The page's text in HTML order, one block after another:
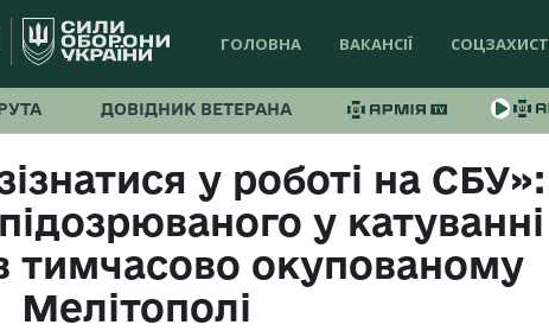
ГОЛОВНА ВАКАНСІЇ СОЦЗАХИСТ
ДОВІДНИК ВЕТЕРАНА
у роботі на СБУ»:
у катуванні
тимчасово окупованому
Мелітополі